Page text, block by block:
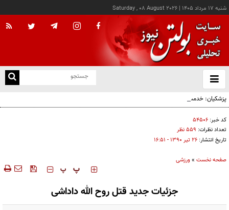
شنبه ۱۷ مرداد ۱۴۰۵ |
Saturday , 08 August 2026
باز
و
پزشکیان: خدمت بی‌منت و مشارکت مردمی، پایه حل مشکلات کشور است
کد خبر: ۵۴۵۰۶
تعداد نظرات: ۵۵۹ نظر
تاریخ انتشار: ۲۶ تير ۱۳۹۰ - ۱۶:۵۱
صفحه نخست »ورزشی
‍‍‍ پ پ
جزئیات جدید قتل روح الله داداشی